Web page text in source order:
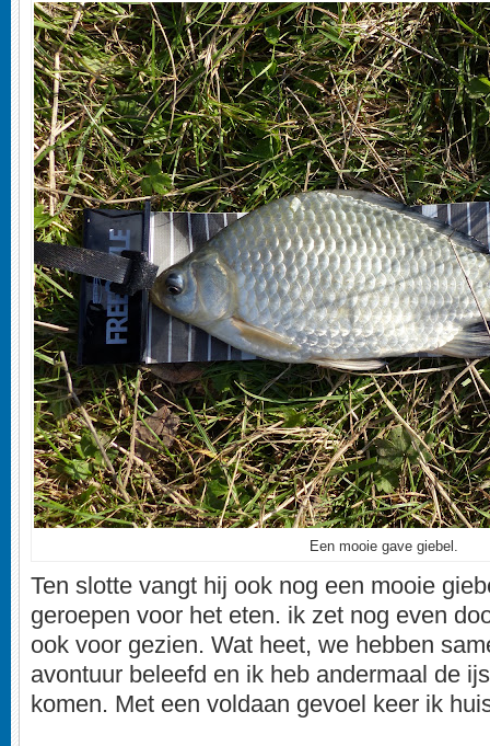
Een mooie gave giebel.
Ten slotte vangt hij ook nog een mooie
geroepen voor het eten. ik zet nog even
ook voor gezien. Wat heet, we hebben
avontuur beleefd en ik heb andermaal de
komen. Met een voldaan gevoel keer ik